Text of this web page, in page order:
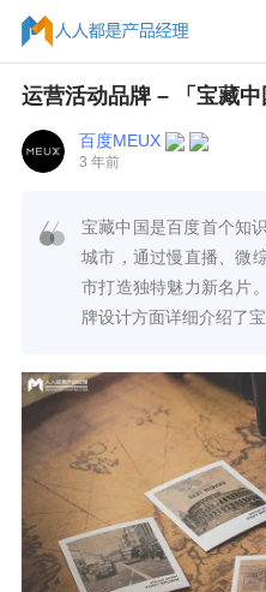
运营活动品牌 – 「宝藏
百度MEUX
3 年前
宝藏中国是百度首个知
城市，通过慢直播、微
市打造独特魅力新名片
牌设计方面详细介绍了